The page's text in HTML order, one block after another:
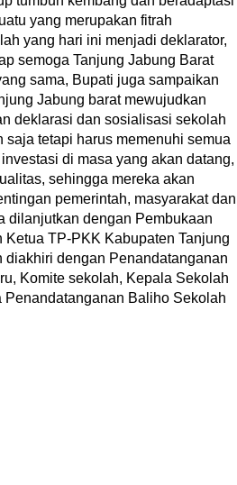
yang merupakan fitrah
yang hari ini menjadi deklarator,
semoga Tanjung Jabung Barat
sama, Bupati juga sampaikan
Jabung barat mewujudkan
deklarasi dan sosialisasi sekolah
tetapi harus memenuhi semua
di masa yang akan datang,
sehingga mereka akan
pemerintah, masyarakat dan
dilanjutkan dengan Pembukaan
TP-PKK Kabupaten Tanjung
dengan Penandatanganan
Komite sekolah, Kepala Sekolah
Baliho Sekolah